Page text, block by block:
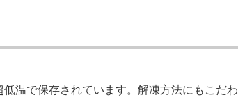
温で保存されています。解凍方法にもこだわ